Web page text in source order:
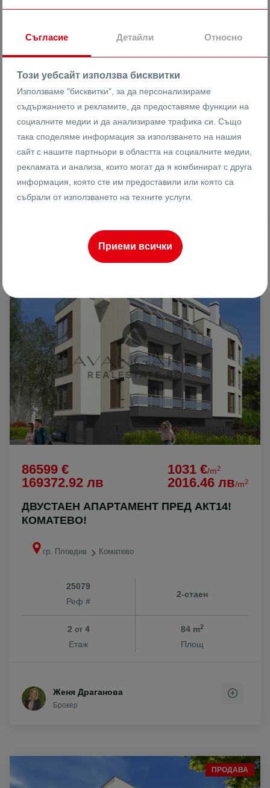
Двустаен апартамент пред АКТ 14 /
22807
2-стаен
105 m 2
86599 €
169372.92 лв
1031 €/m2
2016.46 лв/m2
ДВУСТАЕН АПАРТАМЕНТ ПРЕД АКТ14!
КОМАТЕВО!
гр. Пловдив Коматево
25079
Реф #
2-стаен
2 от4
Етаж
84 m2
Площ
Женя Драганова
Брокер
ПРОДАВА
Съгласие Детайли Относно
Този уебсайт използва бисквитки
Използваме "бисквитки", за да персонализираме
съдържанието и рекламите, да предоставяме функции на
социалните медии и да анализираме трафика си. Също
така споделяме информация за използването на нашия
сайт с нашите партньори в областта на социалните медии,
рекламата и анализа, които могат да я комбинират с друга
информация, която сте им предоставили или която са
събрали от използването на техните услуги.
Приеми всички